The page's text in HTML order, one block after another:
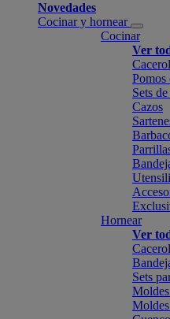
Novedades
Cocinar y hornear
Cocinar
Ver
Pomos
Sets
Cazos
Hornear
Ver
Sets